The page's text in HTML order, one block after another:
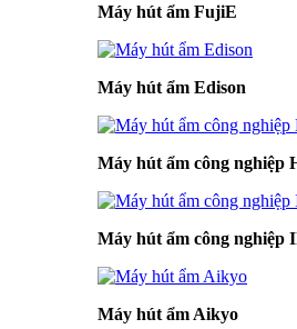
Máy hút ẩm FujiE
Máy hút ẩm Edison
Máy hút ẩm công nghiệp
Máy hút ẩm công nghiệp
Máy hút ẩm Aikyo